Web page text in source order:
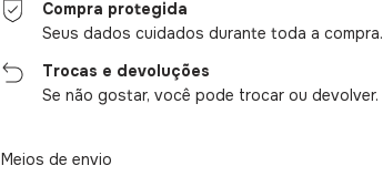
Compra protegida
Seus dados cuidados durante toda a compra.
Trocas e devoluções
Se não gostar, você pode trocar ou devolver.
Entregas para o CEP:
Meios de envio